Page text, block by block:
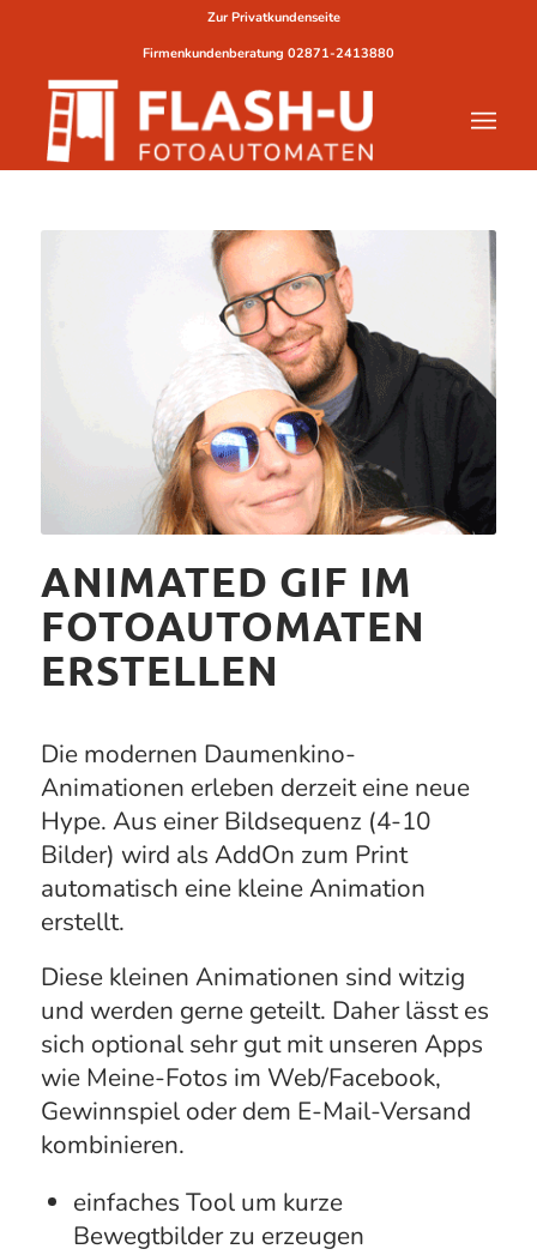
Zur Privatkundenseite
Firmenkundenberatung 02871-2413880
ANIMATED GIF IM
FOTOAUTOMATEN
ERSTELLEN
Die modernen Daumenkino-
Animationen erleben derzeit eine neue
Hype. Aus einer Bildsequenz (4-10
Bilder) wird als AddOn zum Print
automatisch eine kleine Animation
erstellt.
Diese kleinen Animationen sind witzig
und werden gerne geteilt. Daher lässt es
sich optional sehr gut mit unseren Apps
wie Meine-Fotos im Web/Facebook,
Gewinnspiel oder dem E-Mail-Versand
kombinieren.
einfaches Tool um kurze
Bewegtbilder zu erzeugen